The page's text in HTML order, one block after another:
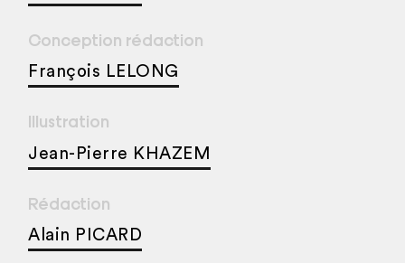
Conception rédaction
François LELONG
Illustration
Jean-Pierre KHAZEM
Rédaction
Alain PICARD